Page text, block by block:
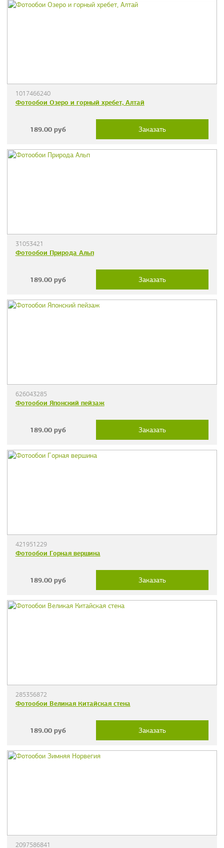
1017466240
Фотообои Озеро и горный хребет, Алтай
189.00 руб Заказать
31053421
Фотообои Природа Альп
189.00 руб Заказать
626043285
Фотообои Японский пейзаж
189.00 руб Заказать
421951229
Фотообои Горная вершина
189.00 руб Заказать
285356872
Фотообои Великая Китайская стена
189.00 руб Заказать
2097586841